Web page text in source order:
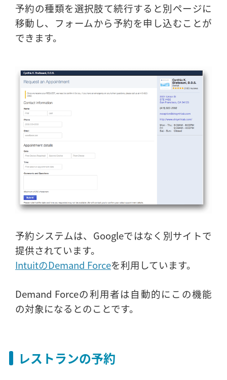
予約の種類を選択肢て続行すると別ページに
移動し、フォームから予約を申し込むことが
できます。
予約システムは、Googleではなく別サイトで
提供されています。
IntuitのDemand Forceを利用しています。
Demand Forceの利用者は自動的にこの機能
の対象になるとのことです。
レストランの予約